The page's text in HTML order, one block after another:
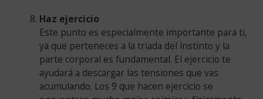
Haz ejercicio
Este punto es especialmente importante para ti,
ya que perteneces a la triada del instinto y la
parte corporal es fundamental. El ejercicio te
ayudará a descargar las tensiones que vas
acumulando. Los 9 que hacen ejercicio se